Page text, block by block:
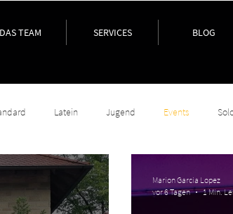
DAS TEAM SERVICES BLOG
Latein Jugend Events
Marion Garcia Lopez
vor 6 Tagen
1 Min.